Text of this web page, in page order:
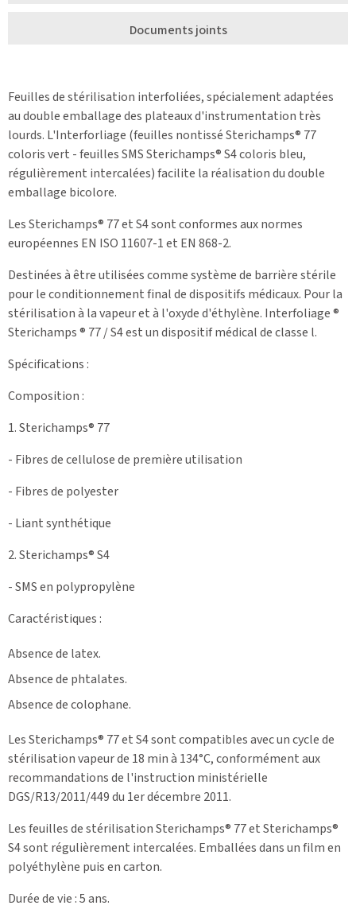
Documents joints
Feuilles de stérilisation interfoliées, spécialement adaptées
au double emballage des plateaux d'instrumentation très
lourds. L'Interforliage (feuilles nontissé Sterichamps® 77
coloris vert - feuilles SMS Sterichamps® S4 coloris bleu,
régulièrement intercalées) facilite la réalisation du double
emballage bicolore.
Les Sterichamps® 77 et S4 sont conformes aux normes
européennes EN ISO 11607-1 et EN 868-2.
Destinées à être utilisées comme système de barrière stérile
pour le conditionnement final de dispositifs médicaux. Pour la
stérilisation à la vapeur et à l'oxyde d'éthylène. Interfoliage ®
Sterichamps ® 77 / S4 est un dispositif médical de classe l.
Spécifications :
Composition :
1. Sterichamps® 77
- Fibres de cellulose de première utilisation
- Fibres de polyester
- Liant synthétique
2. Sterichamps® S4
- SMS en polypropylène
Caractéristiques :
Absence de latex.
Absence de phtalates.
Absence de colophane.
Les Sterichamps® 77 et S4 sont compatibles avec un cycle de
stérilisation vapeur de 18 min à 134°C, conformément aux
recommandations de l'instruction ministérielle
DGS/R13/2011/449 du 1er décembre 2011.
Les feuilles de stérilisation Sterichamps® 77 et Sterichamps®
S4 sont régulièrement intercalées. Emballées dans un film en
polyéthylène puis en carton.
Durée de vie : 5 ans.